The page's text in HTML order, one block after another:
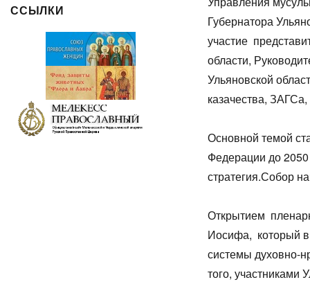
ССЫЛКИ
Губернатора
участие
области,
Ульяновской
казачества,
Основной темой
Федерации до 2050
стратегия.Собор
Открытием
Иосифа, который
системы духовно-
того, участниками